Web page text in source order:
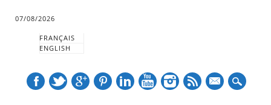
07/08/2026
FRANÇAIS
ENGLISH